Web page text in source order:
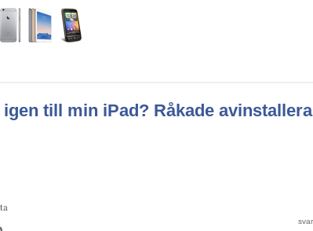
till min iPad? Råkade avinstallera